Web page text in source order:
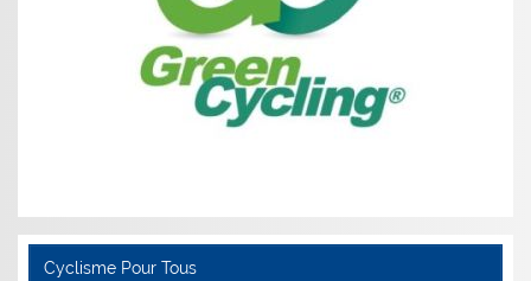
Cyclisme Pour Tous